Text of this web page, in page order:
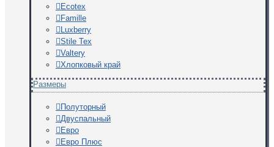
Ecotex
Famille
Luxberry
Stile Tex
Valtery
Хлопковый край
Размеры
Полуторный
Двуспальный
Евро
Евро Плюс